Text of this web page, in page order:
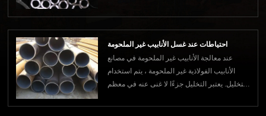
العينات المستخدمة في التحليل الكيميائي
احتياطات عند غسل الأنابيب غير الملحومة
عند معالجة الأنابيب غير الملحومة في مصانع
الأنابيب الفولاذية غير الملحومة ، يتم استخدام
التخليل. يعتبر التخليل جزءًا لا غنى عنه في معظم